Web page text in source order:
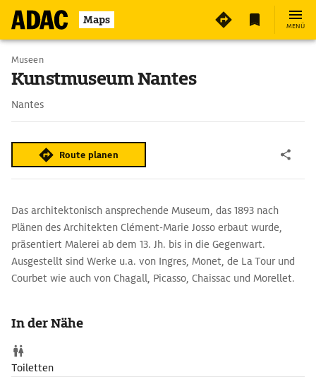
Maps MENÜ
Museen
Kunstmuseum Nantes
Nantes
Route planen
Das architektonisch ansprechende Museum, das 1893 nach
Plänen des Architekten Clément-Marie Josso erbaut wurde,
präsentiert Malerei ab dem 13. Jh. bis in die Gegenwart.
Ausgestellt sind Werke u.a. von Ingres, Monet, de La Tour und
Courbet wie auch von Chagall, Picasso, Chaissac und Morellet.
In der Nähe
Toiletten